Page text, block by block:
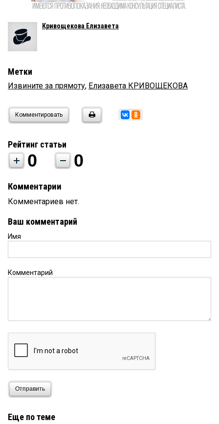
Кривощекова Елизавета
Метки
Извините за прямоту, Елизавета КРИВОЩЕКОВА
Комментировать
Рейтинг статьи
0 0
Комментарии
Комментариев нет.
Ваш комментарий
Имя
Комментарий
Отправить
Еще по теме